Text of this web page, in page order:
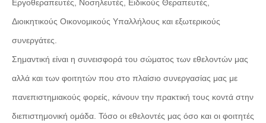
Εργοθεραπευτές, Νοσηλευτές, Ειδικούς Θεραπευτές,
Διοικητικούς Οικονομικούς Υπαλλήλους και εξωτερικούς
συνεργάτες.
Σημαντική είναι η συνεισφορά του σώματος των εθελοντών μας
αλλά και των φοιτητών που στο πλαίσιο συνεργασίας μας με
πανεπιστημιακούς φορείς, κάνουν την πρακτική τους κοντά στην
διεπιστημονική ομάδα. Τόσο οι εθελοντές μας όσο και οι φοιτητές